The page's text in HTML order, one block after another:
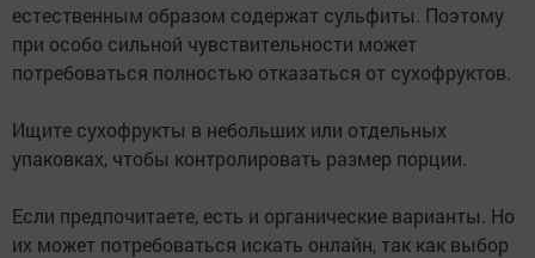
естественным образом содержат сульфиты. Поэтому
при особо сильной чувствительности может
потребоваться полностью отказаться от сухофруктов.
Ищите сухофрукты в небольших или отдельных
упаковках, чтобы контролировать размер порции.
Если предпочитаете, есть и органические варианты. Но
их может потребоваться искать онлайн, так как выбор